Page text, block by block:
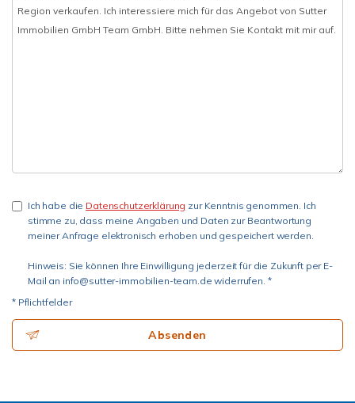
Ich habe die Datenschutzerklärung zur Kenntnis genommen. Ich
stimme zu, dass meine Angaben und Daten zur Beantwortung
meiner Anfrage elektronisch erhoben und gespeichert werden.
Hinweis: Sie können Ihre Einwilligung jederzeit für die Zukunft per E-
Mail an info@sutter-immobilien-team.de widerrufen. *
* Pflichtfelder
Absenden